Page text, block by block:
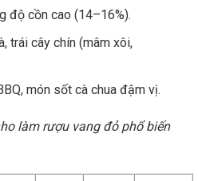
độ cồn cao (14–16%).
trái cây chín (mâm xôi,
món sốt cà chua đậm vị.
làm rượu vang đỏ phổ biến